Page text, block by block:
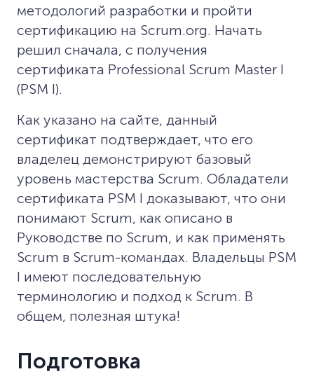
методологий разработки и пройти
сертификацию на Scrum.org. Начать
решил сначала, с получения
сертификата Professional Scrum Master I
(PSM I).
Как указано на сайте, данный
сертификат подтверждает, что его
владелец демонстрируют базовый
уровень мастерства Scrum. Обладатели
сертификата PSM I доказывают, что они
понимают Scrum, как описано в
Руководстве по Scrum, и как применять
Scrum в Scrum-командах. Владельцы PSM
I имеют последовательную
терминологию и подход к Scrum. В
общем, полезная штука!
Подготовка